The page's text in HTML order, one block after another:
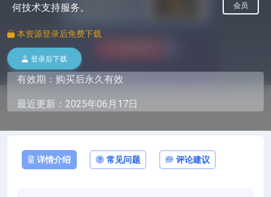
何技术支持服务。
会员
本资源登录后免费下载
登录后下载
有效期：购买后永久有效
最近更新：2025年06月17日
详情介绍 常见问题 评论建议